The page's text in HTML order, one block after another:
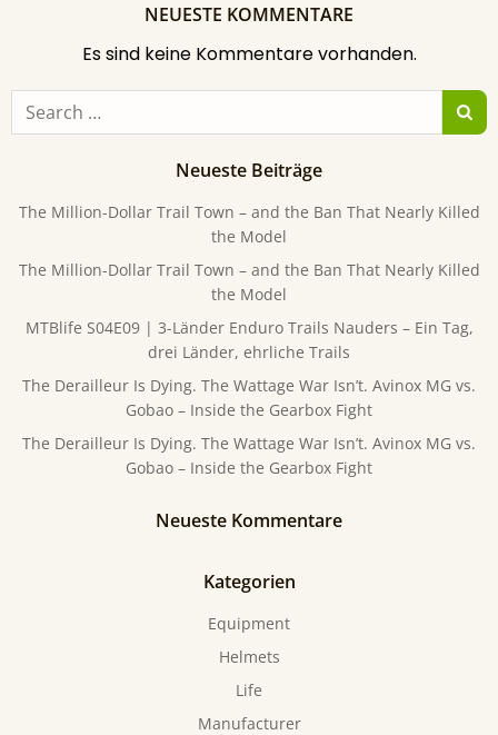
NEUESTE KOMMENTARE
Es sind keine Kommentare vorhanden.
Search
for:
Neueste Beiträge
The Million-Dollar Trail Town – and the Ban That Nearly Killed
the Model
The Million-Dollar Trail Town – and the Ban That Nearly Killed
the Model
MTBlife S04E09 | 3-Länder Enduro Trails Nauders – Ein Tag,
drei Länder, ehrliche Trails
The Derailleur Is Dying. The Wattage War Isn’t. Avinox MG vs.
Gobao – Inside the Gearbox Fight
The Derailleur Is Dying. The Wattage War Isn’t. Avinox MG vs.
Gobao – Inside the Gearbox Fight
Neueste Kommentare
Kategorien
Equipment
Helmets
Life
Manufacturer